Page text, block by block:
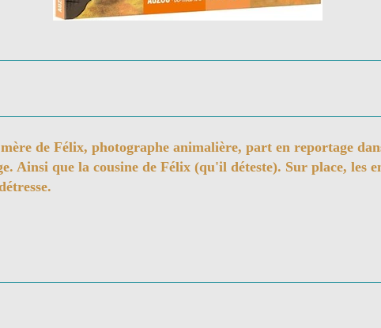
de Félix, photographe animalière, part en reportage
Ainsi que la cousine de Félix (qu'il déteste). Sur place, les